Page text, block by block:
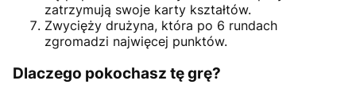
zatrzymują swoje karty kształtów.
Zwycięży drużyna, która po 6 rundach
zgromadzi najwięcej punktów.
Dlaczego pokochasz tę grę?